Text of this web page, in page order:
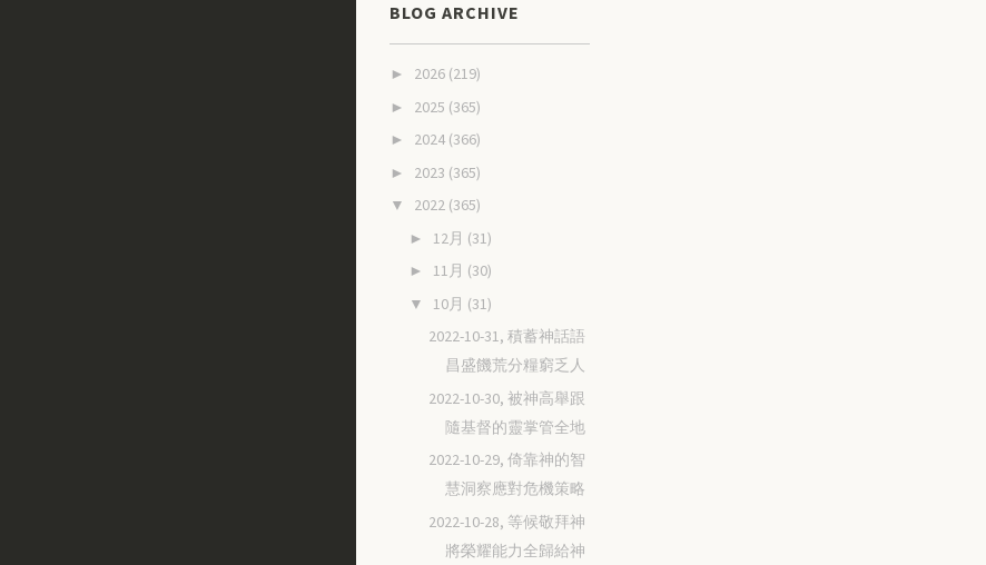
BLOG ARCHIVE
► 2026 (219)
► 2025 (365)
► 2024 (366)
► 2023 (365)
▼ 2022 (365)
► 12月 (31)
► 11月 (30)
▼ 10月 (31)
2022-10-31, 積蓄神話語
昌盛饑荒分糧窮乏人
2022-10-30, 被神高舉跟
隨基督的靈掌管全地
2022-10-29, 倚靠神的智
慧洞察應對危機策略
2022-10-28, 等候敬拜神
將榮耀能力全歸給神